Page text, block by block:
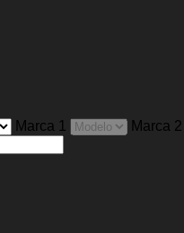
Marca 1
Marca 2